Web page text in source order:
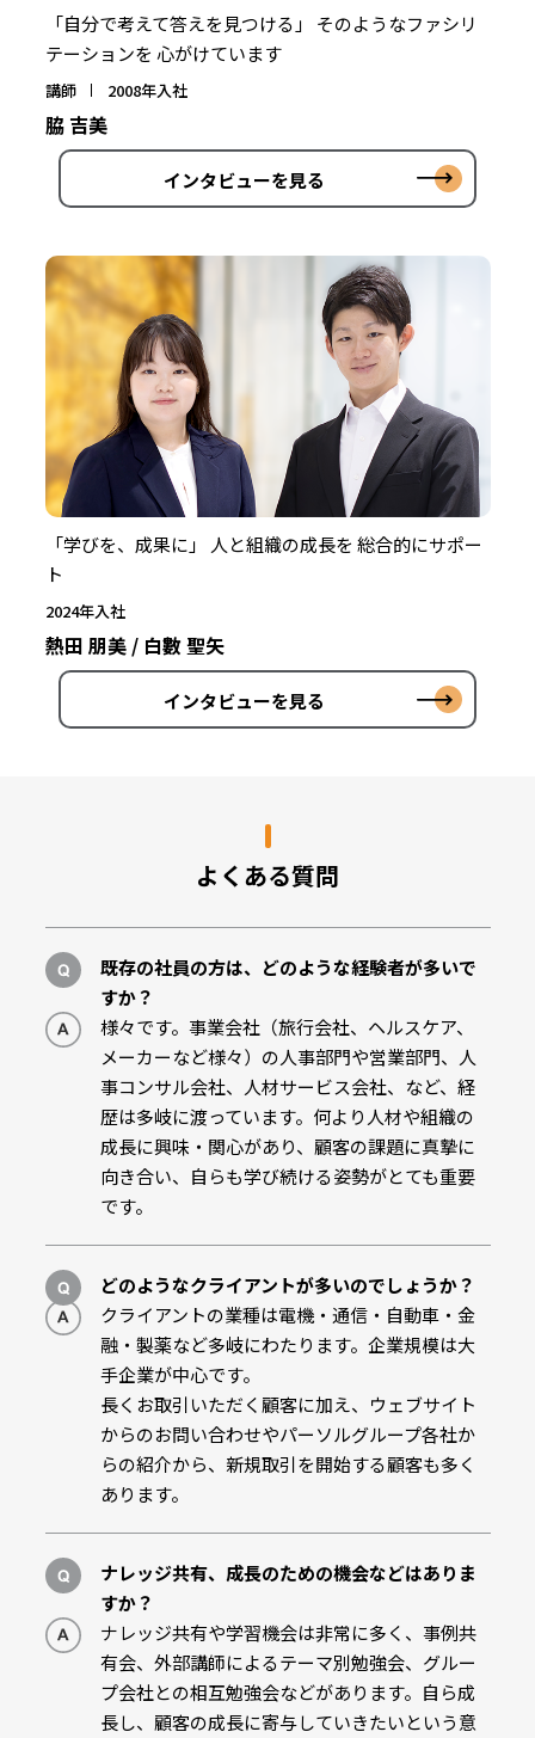
「自分で考えて答えを見つける」 そのようなファシリ
テーションを 心がけています
講師 2008年入社
脇 吉美
インタビューを見る
「学びを、成果に」 人と組織の成長を 総合的にサポー
ト
2024年入社
熱田 朋美 / 白數 聖矢
インタビューを見る
よくある質問
既存の社員の方は、どのような経験者が多いで
すか？
様々です。事業会社（旅行会社、ヘルスケア、
メーカーなど様々）の人事部門や営業部門、人
事コンサル会社、人材サービス会社、など、経
歴は多岐に渡っています。何より人材や組織の
成長に興味・関心があり、顧客の課題に真摯に
向き合い、自らも学び続ける姿勢がとても重要
です。
どのようなクライアントが多いのでしょうか？
クライアントの業種は電機・通信・自動車・金
融・製薬など多岐にわたります。企業規模は大
手企業が中心です。
長くお取引いただく顧客に加え、ウェブサイト
からのお問い合わせやパーソルグループ各社か
らの紹介から、新規取引を開始する顧客も多く
あります。
ナレッジ共有、成長のための機会などはありま
すか？
ナレッジ共有や学習機会は非常に多く、事例共
有会、外部講師によるテーマ別勉強会、グルー
プ会社との相互勉強会などがあります。自ら成
長し、顧客の成長に寄与していきたいという意